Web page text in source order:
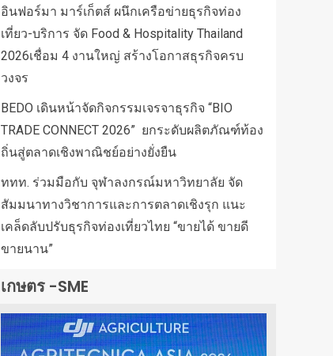
อินฟอร์มา มาร์เก็ตส์ ผนึกเครือข่ายธุรกิจท่อง
เที่ยว-บริการ จัด Food & Hospitality Thailand
2026เชื่อม 4 งานใหญ่ สร้างโอกาสธุรกิจครบ
วงจร
BEDO เดินหน้าจัดกิจกรรมเจรจาธุรกิจ “BIO
TRADE CONNECT 2026” ยกระดับผลิตภัณฑ์ท้อง
ถิ่นสู่ตลาดเชิงพาณิชย์อย่างยั่งยืน
ททท. ร่วมมือกับ จุฬาลงกรณ์มหาวิทยาลัย จัด
สัมมนาทางวิชาการและการตลาดเชิงรุก แนะ
เคล็ดลับปรับธุรกิจท่องเที่ยวไทย “ขายได้ ขายดี
ขายนาน”
เกษตร -SME